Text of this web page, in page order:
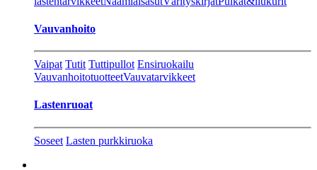
Vauvanhoito
Vaipat Tutit Tuttipullot Ensiruokailu
VauvanhoitotuotteetVauvatarvikkeet
Lastenruoat
Soseet Lasten purkkiruoka